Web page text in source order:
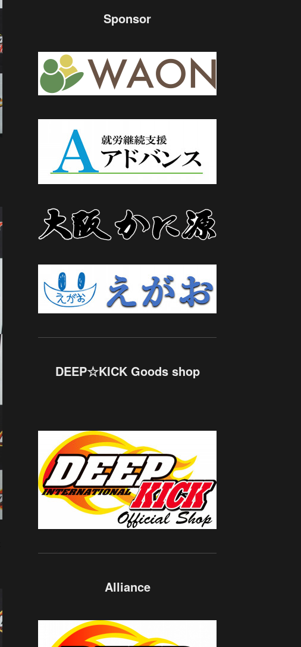
Sponsor
DEEP☆KICK Goods shop
Alliance